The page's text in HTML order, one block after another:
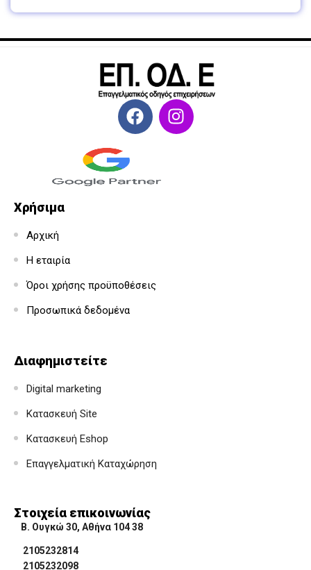
Χρήσιμα
Αρχική
Η εταιρία
Όροι χρήσης προϋποθέσεις
Προσωπικά δεδομένα
Διαφημιστείτε
Digital marketing
Κατασκευή Site
Κατασκευή Eshop
Επαγγελματική Καταχώρηση
Στοιχεία επικοινωνίας
Β. Ουγκώ 30, Αθήνα 104 38
2105232814
2105232098